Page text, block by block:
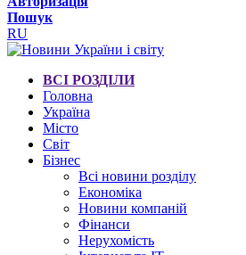
Пошук
RU
ВСІ РОЗДІЛИ
Головна
Україна
Місто
Світ
Бізнес
Всі новини розділу
Економіка
Новини компаній
Фінанси
Нерухомість